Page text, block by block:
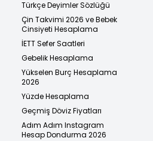
Türkçe Deyimler Sözlüğü
Çin Takvimi 2026 ve Bebek
Cinsiyeti Hesaplama
İETT Sefer Saatleri
Gebelik Hesaplama
Yükselen Burç Hesaplama
2026
Yüzde Hesaplama
Geçmiş Döviz Fiyatları
Adım Adım Instagram
Hesap Dondurma 2026